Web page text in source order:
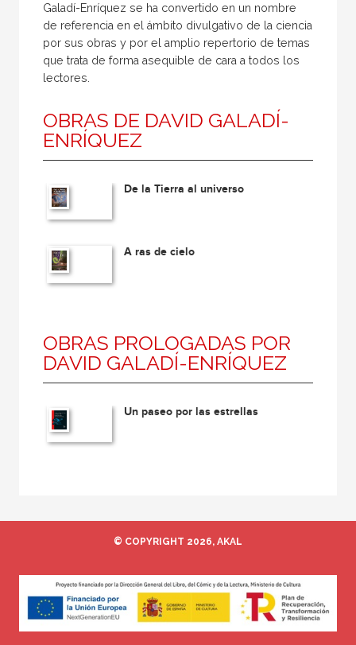
Galadí-Enríquez se ha convertido en un nombre
de referencia en el ámbito divulgativo de la ciencia
por sus obras y por el amplio repertorio de temas
que trata de forma asequible de cara a todos los
lectores.
OBRAS DE DAVID GALADÍ-
ENRÍQUEZ
De la Tierra al universo
A ras de cielo
OBRAS PROLOGADAS POR
DAVID GALADÍ-ENRÍQUEZ
Un paseo por las estrellas
© COPYRIGHT 2026, AKAL